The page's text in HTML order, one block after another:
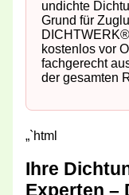
undichte
Grund für
kostenlos vor
fachgerecht
der gesamten
„`html
Ihre
Experten –